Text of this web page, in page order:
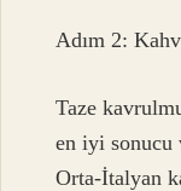
Adım 2:
Taze
en iyi sonucu
Orta-İtalyan